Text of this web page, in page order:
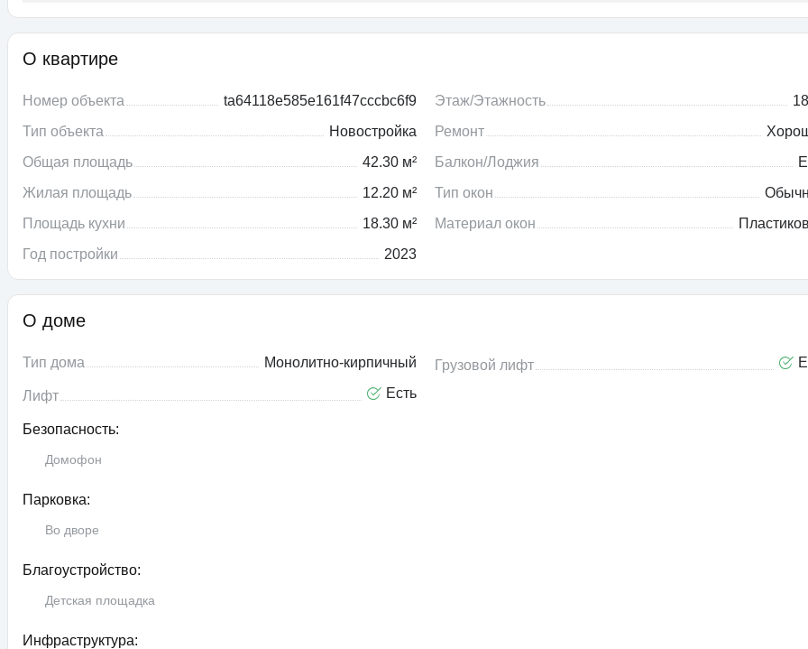
О квартире
Номер объекта
ta64118e585e161f47cccbc6f9
Тип объекта
Новостройка
Общая площадь
42.30 м²
Жилая площадь
12.20 м²
Площадь кухни
18.30 м²
Год постройки
2023
Этаж/Этажность
Ремонт
Балкон/Лоджия
Тип окон
Материал окон
О доме
Тип дома Монолитно-кирпичный
Лифт Есть
Грузовой лифт
Безопасность:
Домофон
Парковка:
Во дворе
Благоустройство:
Детская площадка
Инфраструктура: